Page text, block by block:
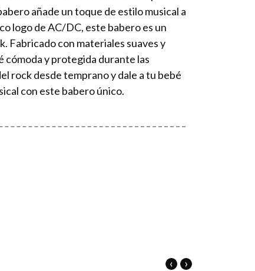
añade un toque de estilo musical a
logo de AC/DC, este babero es un
Fabricado con materiales suaves y
cómoda y protegida durante las
rock desde temprano y dale a tu bebé
con este babero único.
‹ ›